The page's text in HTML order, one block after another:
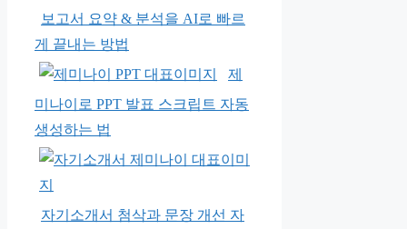
보고서 요약 & 분석을 AI로 빠르
게 끝내는 방법
제
미나이로 PPT 발표 스크립트 자동
생성하는 법
자기소개서 첨삭과 문장 개선 자